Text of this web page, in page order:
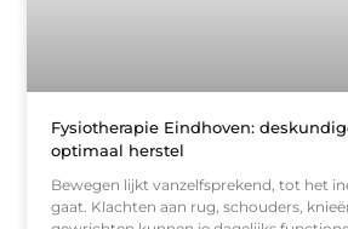
Fysiotherapie Eindhoven:
optimaal herstel
Bewegen lijkt vanzelfsprekend, tot het
gaat. Klachten aan rug, schouders,